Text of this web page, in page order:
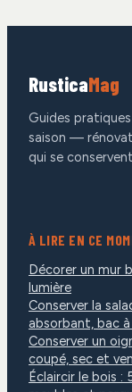
RusticaMag
Guides
saison —
qui se
À LIRE EN CE
Décorer un mur
lumière
Conserver la
absorbant, bac
Conserver un
coupé, sec et
Éclaircir le bois :